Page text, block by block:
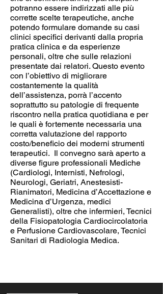
potranno essere indirizzati alle più
corrette scelte terapeutiche, anche
potendo formulare domande su casi
clinici specifici derivanti dalla propria
pratica clinica e da esperienze
personali, oltre che sulle relazioni
presentate dai relatori. Questo evento
con l’obiettivo di migliorare
costantemente la qualità
dell’assistenza, porrà l’accento
soprattutto su patologie di frequente
riscontro nella pratica quotidiana e per
le quali è fortemente necessaria una
corretta valutazione del rapporto
costo/beneficio dei moderni strumenti
terapeutici. Il convegno sarà aperto a
diverse figure professionali Mediche
(Cardiologi, Internisti, Nefrologi,
Neurologi, Geriatri, Anestesisti-
Rianimatori, Medicina d’Accettazione e
Medicina d’Urgenza, medici
Generalisti), oltre che infermieri, Tecnici
della Fisiopatologia Cardiocircolatoria
e Perfusione Cardiovascolare, Tecnici
Sanitari di Radiologia Medica.